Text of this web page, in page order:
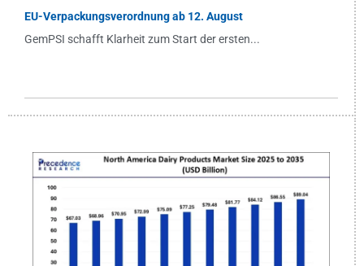
EU-Verpackungsverordnung ab 12. August
GemPSI schafft Klarheit zum Start der ersten...